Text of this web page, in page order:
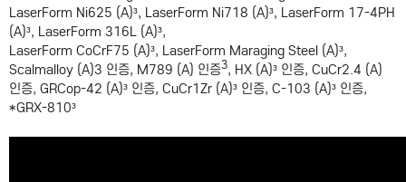
LaserForm Ni625 (A)³, LaserForm Ni718 (A)³, LaserForm 17-4PH
(A)³, LaserForm 316L (A)³,
LaserForm CoCrF75 (A)³, LaserForm Maraging Steel (A)³,
Scalmalloy (A)3 인증, M789 (A) 인증3, HX (A)³ 인증, CuCr2.4 (A)
인증, GRCop-42 (A)³ 인증, CuCr1Zr (A)³ 인증, C-103 (A)³ 인증,
*GRX-810³